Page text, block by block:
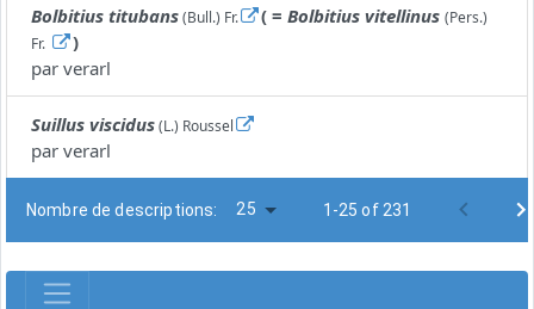
Bolbitius titubans(Bull.) Fr. ( =Bolbitius vitellinus (Pers.)
Fr.
)
par verarl
Suillus viscidus(L.) Roussel
par verarl
Nombre de descriptions: 25 1-25 of 231